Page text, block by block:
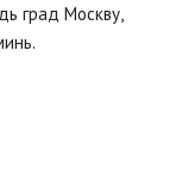
град Москву,